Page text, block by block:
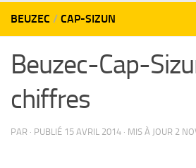
BEUZEC / CAP-SIZUN
Beuzec-Cap-
chiffres
PAR · PUBLIÉ 15 AVRIL 2014 · MIS À JOUR 2